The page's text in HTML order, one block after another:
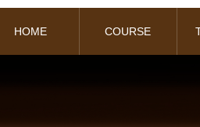
HOME COURSE